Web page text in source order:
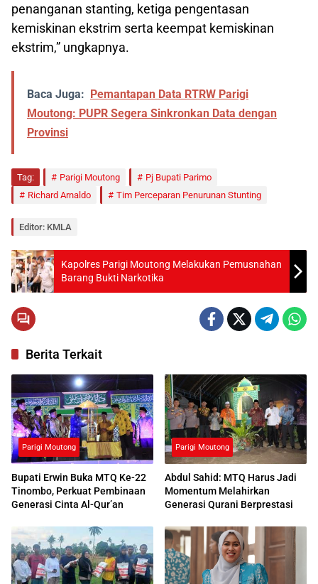
penanganan stanting, ketiga pengentasan
kemiskinan ekstrim serta keempat kemiskinan
ekstrim,” ungkapnya.
Baca Juga:
Pemantapan Data RTRW Parigi
Moutong: PUPR Segera Sinkronkan Data dengan
Provinsi
Tag: Parigi Moutong
Pj Bupati Parimo
Richard Arnaldo
Tim Perceparan Penurunan Stunting
Editor: KMLA
Kapolres Parigi Moutong Melakukan Pemusnahan
Barang Bukti Narkotika
Berita Terkait
Parigi Moutong
Bupati Erwin Buka MTQ Ke-22
Tinombo, Perkuat Pembinaan
Generasi Cinta Al-Qur’an
Parigi Moutong
Abdul Sahid: MTQ Harus Jadi
Momentum Melahirkan
Generasi Qurani Berprestasi